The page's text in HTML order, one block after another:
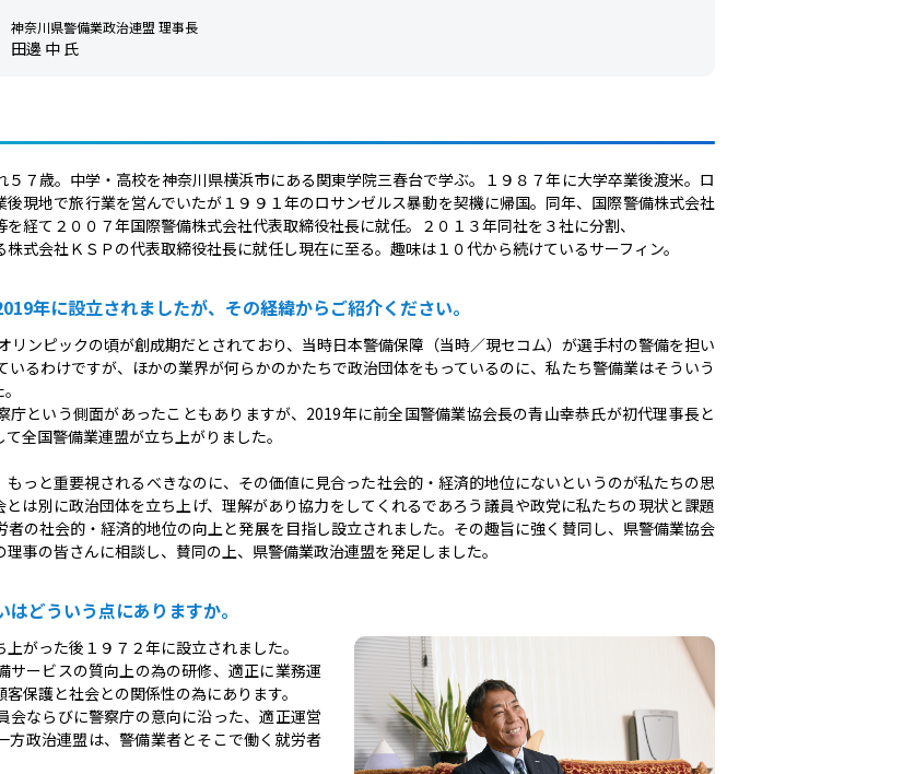
神奈川県警備業政治連盟 理事長
田邊 中 氏
７歳。中学・高校を神奈川県横浜市にある関東学院三春台で学ぶ。１９８７年に大学卒業後渡米。ロ
後現地で旅行業を営んでいたが１９９１年のロサンゼルス暴動を契機に帰国。同年、国際警備株式会社
経て２００７年国際警備株式会社代表取締役社長に就任。２０１３年同社を３社に分割、
式会社ＫＳＰの代表取締役社長に就任し現在に至る。趣味は１０代から続けているサーフィン。
年に設立されましたが、その経緯からご紹介ください。
リンピックの頃が創成期だとされており、当時日本警備保障（当時／現セコム）が選手村の警備を担い
いるわけですが、ほかの業界が何らかのかたちで政治団体をもっているのに、私たち警備業はそういう
庁という側面があったこともありますが、2019年に前全国警備業協会長の青山幸恭氏が初代理事長と
全国警備業連盟が立ち上がりました。
もっと重要視されるべきなのに、その価値に見合った社会的・経済的地位にないというのが私たちの思
とは別に政治団体を立ち上げ、理解があり協力をしてくれるであろう議員や政党に私たちの現状と課題
者の社会的・経済的地位の向上と発展を目指し設立されました。その趣旨に強く賛同し、県警備業協会
事の皆さんに相談し、賛同の上、県警備業政治連盟を発足しました。
どういう点にありますか。
がった後１９７２年に設立されました。
サービスの質向上の為の研修、適正に業務運
保護と社会との関係性の為にあります。
会ならびに警察庁の意向に沿った、適正運営
方政治連盟は、警備業者とそこで働く就労者